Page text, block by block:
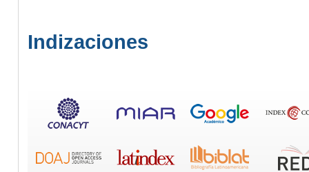
Indizaciones